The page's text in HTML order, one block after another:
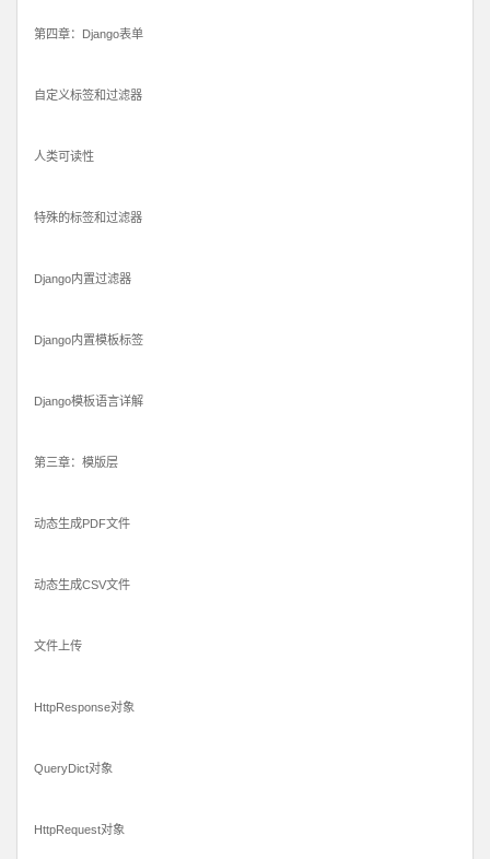
第四章：Django表单
自定义标签和过滤器
人类可读性
特殊的标签和过滤器
Django内置过滤器
Django内置模板标签
Django模板语言详解
第三章：模版层
动态生成PDF文件
动态生成CSV文件
文件上传
HttpResponse对象
QueryDict对象
HttpRequest对象